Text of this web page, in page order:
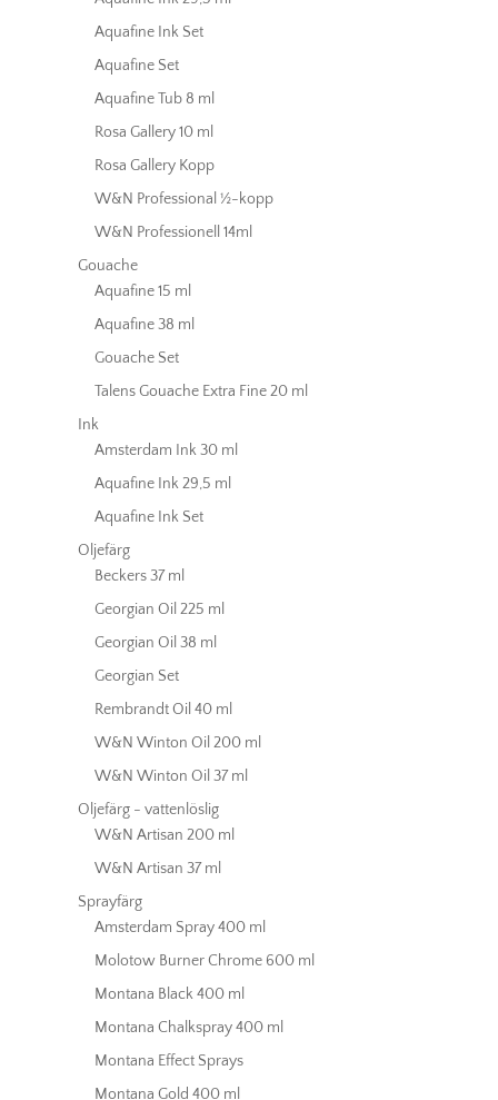
Aquafine Ink Set
Aquafine Set
Aquafine Tub 8 ml
Rosa Gallery 10 ml
Rosa Gallery Kopp
W&N Professional ½-kopp
W&N Professionell 14ml
Gouache
Aquafine 15 ml
Aquafine 38 ml
Gouache Set
Talens Gouache Extra Fine 20 ml
Ink
Amsterdam Ink 30 ml
Aquafine Ink 29,5 ml
Aquafine Ink Set
Oljefärg
Beckers 37 ml
Georgian Oil 225 ml
Georgian Oil 38 ml
Georgian Set
Rembrandt Oil 40 ml
W&N Winton Oil 200 ml
W&N Winton Oil 37 ml
Oljefärg - vattenlöslig
W&N Artisan 200 ml
W&N Artisan 37 ml
Sprayfärg
Amsterdam Spray 400 ml
Molotow Burner Chrome 600 ml
Montana Black 400 ml
Montana Chalkspray 400 ml
Montana Effect Sprays
Montana Gold 400 ml